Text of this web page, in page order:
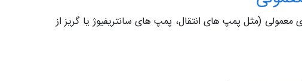
معمولی (مثل پمپ‌ های انتقال، پمپ‌ های سانتریفیوژ یا گریز از